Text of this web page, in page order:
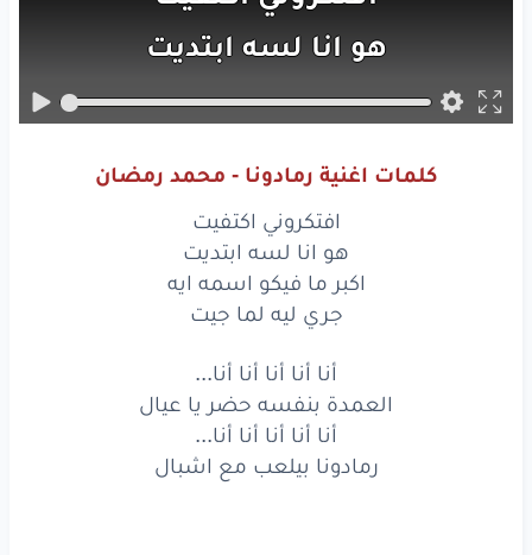
هو انا لسه ابتديت
اكبرما فيكواسمهايه
العمدةبنفسه حضر
أنا أنا أنا أنا أنا...
رمادونابيلعب مع
عيونالناسبتحسدني
دعوهامي تنجدني
كلمات اغنية رمادونا - محمد رمضان
افتكروني اكتفيت
هو انا لسه ابتديت
اكبر ما فيكو اسمه ايه
جري ليه لما جيت
أنا أنا أنا أنا أنا...
العمدة بنفسه حضر يا عيال
أنا أنا أنا أنا أنا...
رمادونا بيلعب مع اشبال